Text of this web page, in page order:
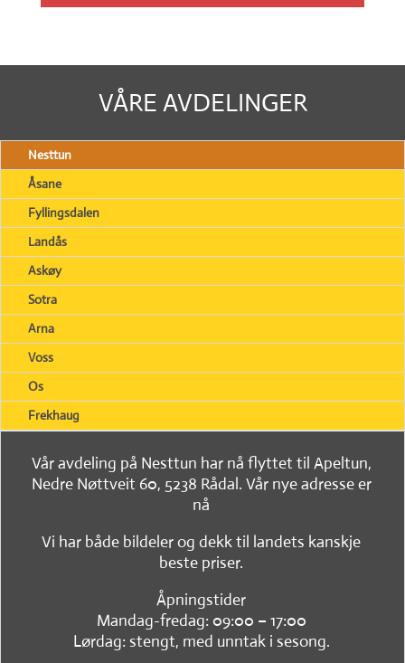
VÅRE AVDELINGER
Nesttun
Åsane
Fyllingsdalen
Landås
Askøy
Sotra
Arna
Voss
Os
Frekhaug
Vår avdeling på Nesttun har nå flyttet til Apeltun,
Nedre Nøttveit 60, 5238 Rådal. Vår nye adresse er
nå
Vi har både bildeler og dekk til landets kanskje
beste priser.
Åpningstider
Mandag-fredag: 09:00 – 17:00
Lørdag: stengt, med unntak i sesong.